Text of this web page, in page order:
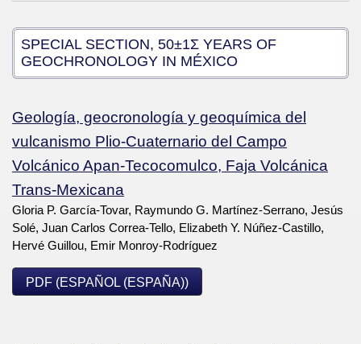
SPECIAL SECTION, 50±1Σ YEARS OF
GEOCHRONOLOGY IN MÉXICO
Geología, geocronología y geoquímica del
vulcanismo Plio-Cuaternario del Campo
Volcánico Apan-Tecocomulco, Faja Volcánica
Trans-Mexicana
Gloria P. García-Tovar, Raymundo G. Martínez-Serrano, Jesús
Solé, Juan Carlos Correa-Tello, Elizabeth Y. Núñez-Castillo,
Hervé Guillou, Emir Monroy-Rodríguez
PDF (ESPAÑOL (ESPAÑA))